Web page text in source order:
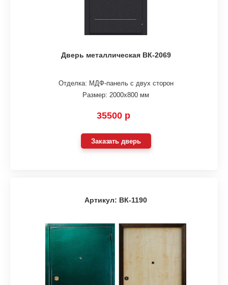
Дверь металлическая ВК-2069
Отделка: МДФ-панель с двух сторон
Размер: 2000х800 мм
35500 р
Заказать дверь
Артикул: ВК-1190